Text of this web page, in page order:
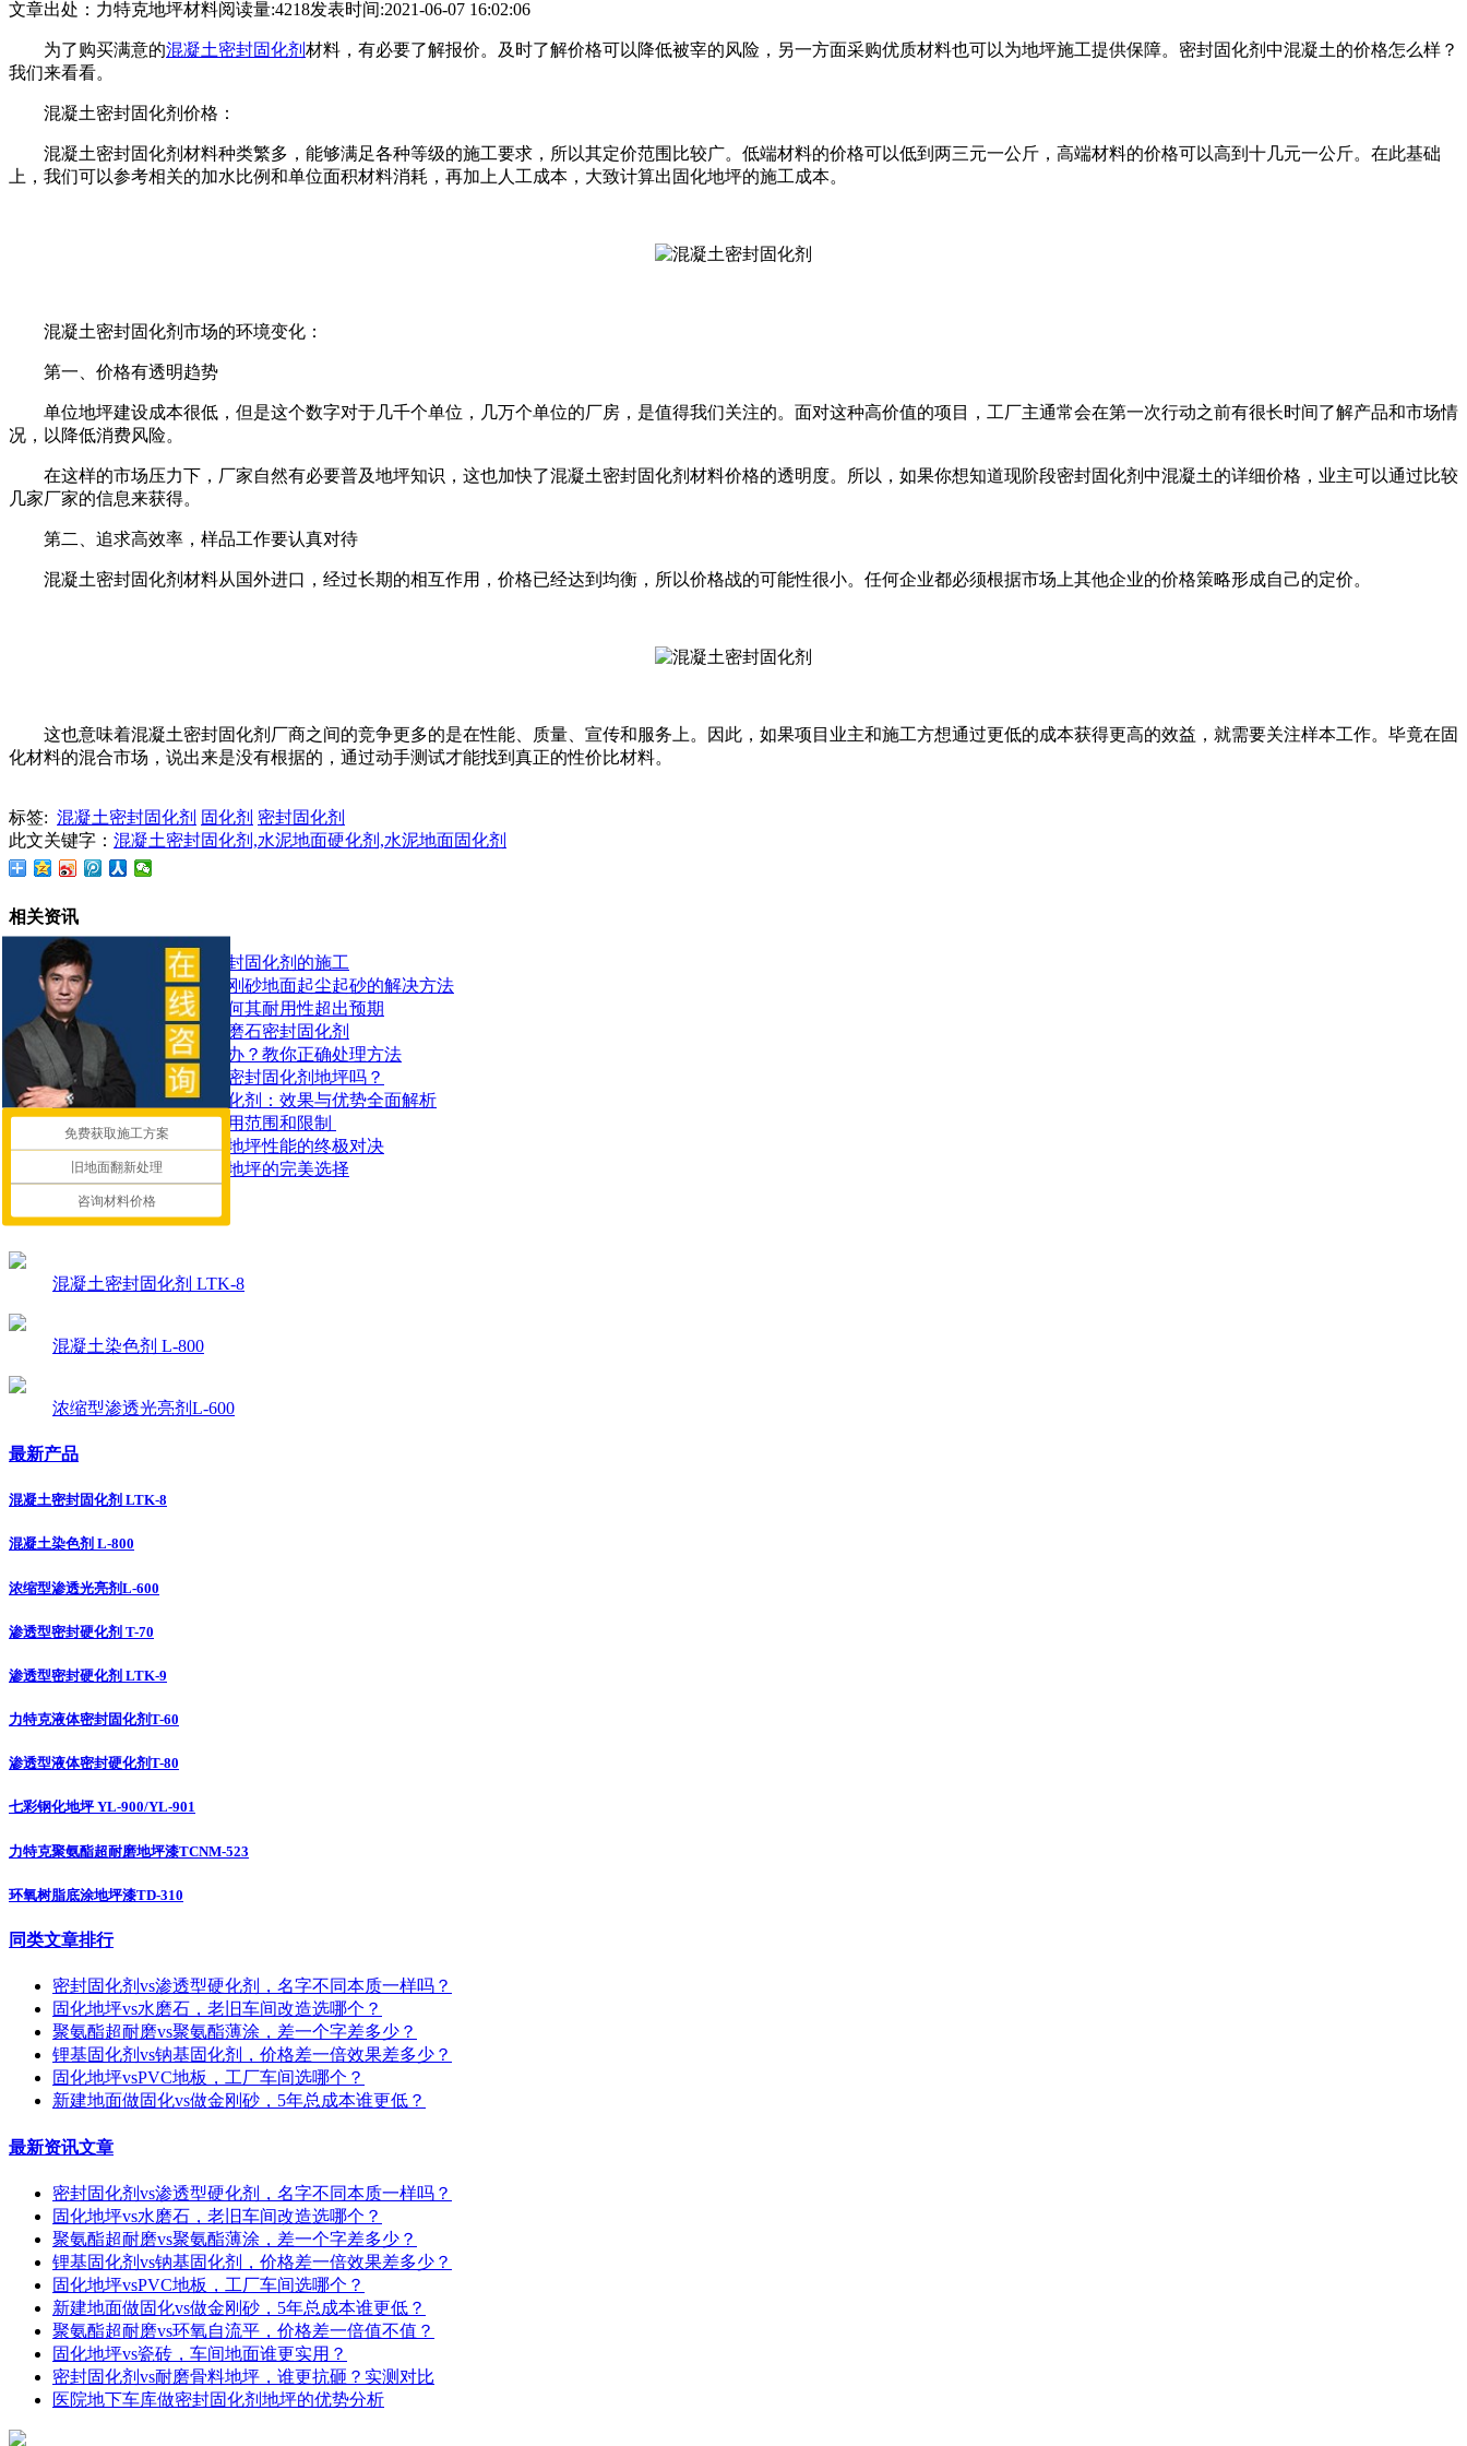
文章出处：力特克地坪材料阅读量:4218发表时间:2021-06-07 16:02:06
为了购买满意的混凝土密封固化剂 材料，有必要了解报价。及时了解价格可以降低被宰的风险，另一方面采购优质材料也可以为地坪施工提供保障。密封固化剂中混凝土的价格怎么样？
我们来看看。
混凝土密封固化剂价格：
混凝土密封固化剂材料种类繁多，能够满足各种等级的施工要求，所以其定价范围比较广。低端材料的价格可以低到两三元一公斤，高端材料的价格可以高到十几元一公斤。在此基础
上，我们可以参考相关的加水比例和单位面积材料消耗，再加上人工成本，大致计算出固化地坪的施工成本。
混凝土密封固化剂市场的环境变化：
第一、价格有透明趋势
单位地坪建设成本很低，但是这个数字对于几千个单位，几万个单位的厂房，是值得我们关注的。面对这种高价值的项目，工厂主通常会在第一次行动之前有很长时间了解产品和市场情
况，以降低消费风险。
在这样的市场压力下，厂家自然有必要普及地坪知识，这也加快了混凝土密封固化剂材料价格的透明度。所以，如果你想知道现阶段密封固化剂中混凝土的详细价格，业主可以通过比较
几家厂家的信息来获得。
第二、追求高效率，样品工作要认真对待
混凝土密封固化剂材料从国外进口，经过长期的相互作用，价格已经达到均衡，所以价格战的可能性很小。任何企业都必须根据市场上其他企业的价格策略形成自己的定价。
这也意味着混凝土密封固化剂厂商之间的竞争更多的是在性能、质量、宣传和服务上。因此，如果项目业主和施工方想通过更低的成本获得更高的效益，就需要关注样本工作。毕竟在固
化材料的混合市场，说出来是没有根据的，通过动手测试才能找到真正的性价比材料。
标签: 混凝土密封固化剂 固化剂 密封固化剂
此文关键字： 混凝土密封固化剂,水泥地面硬化剂,水泥地面固化剂
相关资讯
如何正确进行混凝土密封固化剂的施工
工厂地面焕然一新！金刚砂地面起尘起砂的解决方法
了解密封固化地坪：为何其耐用性超出预期
如何有效地使用地面水磨石密封固化剂
水泥地面起皮起砂怎么办？教你正确处理方法
地面潮湿可以做混凝土密封固化剂地坪吗？
探索锂基混凝土密封固化剂：效果与优势全面解析
​混凝土密封固化剂的应用范围和限制 ​
混凝土染色地坪与环氧地坪性能的终极对决
让停车场更耐用：固化地坪的完美选择
推荐产品
混凝土密封固化剂 LTK-8
混凝土染色剂 L-800
浓缩型渗透光亮剂L-600
最新产品
混凝土密封固化剂 LTK-8
混凝土染色剂 L-800
浓缩型渗透光亮剂L-600
渗透型密封硬化剂 T-70
渗透型密封硬化剂 LTK-9
力特克液体密封固化剂T-60
渗透型液体密封硬化剂T-80
七彩钢化地坪 YL-900/YL-901
力特克聚氨酯超耐磨地坪漆TCNM-523
环氧树脂底涂地坪漆TD-310
同类文章排行
密封固化剂vs渗透型硬化剂，名字不同本质一样吗？
固化地坪vs水磨石，老旧车间改造选哪个？
聚氨酯超耐磨vs聚氨酯薄涂，差一个字差多少？
锂基固化剂vs钠基固化剂，价格差一倍效果差多少？
固化地坪vsPVC地板，工厂车间选哪个？
新建地面做固化vs做金刚砂，5年总成本谁更低？
最新资讯文章
密封固化剂vs渗透型硬化剂，名字不同本质一样吗？
固化地坪vs水磨石，老旧车间改造选哪个？
聚氨酯超耐磨vs聚氨酯薄涂，差一个字差多少？
锂基固化剂vs钠基固化剂，价格差一倍效果差多少？
固化地坪vsPVC地板，工厂车间选哪个？
新建地面做固化vs做金刚砂，5年总成本谁更低？
聚氨酯超耐磨vs环氧自流平，价格差一倍值不值？
固化地坪vs瓷砖，车间地面谁更实用？
密封固化剂vs耐磨骨料地坪，谁更抗砸？实测对比
医院地下车库做密封固化剂地坪的优势分析
免费获取施工方案
旧地面翻新处理
咨询材料价格